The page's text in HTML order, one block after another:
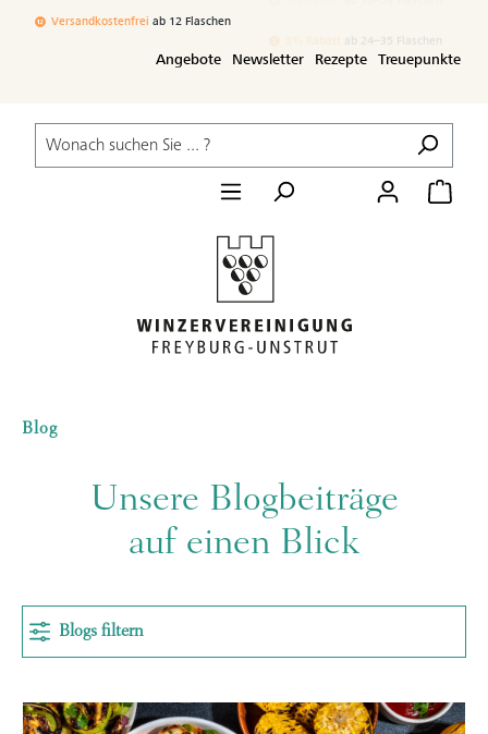
Zum Hauptinhalt springen
Versandkostenfrei ab 12 Flaschen
Angebote Newsletter Rezepte Treuepunkte
Blog
Unsere Blogbeiträge
auf einen Blick
Blogs filtern